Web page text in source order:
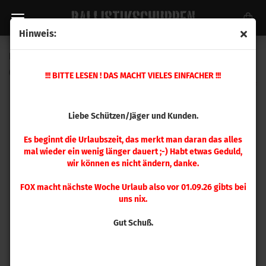
Hinweis:
!!! BITTE LESEN ! DAS MACHT VIELES EINFACHER !!!
Liebe Schützen/Jäger und Kunden.
Es beginnt die Urlaubszeit, das merkt man daran das alles
mal wieder ein wenig länger dauert ;-) Habt etwas Geduld,
wir können es nicht ändern, danke.
FOX macht nächste Woche Urlaub also vor 01.09.26 gibts bei
uns nix.
Gut Schuß.
3039B)